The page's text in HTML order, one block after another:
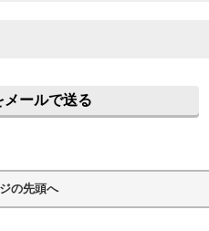
メールで送る
の先頭へ